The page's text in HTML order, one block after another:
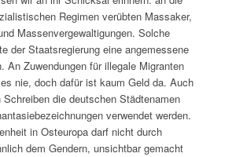
Regimen verübten Massaker,
Massenvergewaltigungen. Solche
der Staatsregierung eine angemessene
An Zuwendungen für illegale Migranten
nie, doch dafür ist kaum Geld da. Auch
die deutschen Städtenamen
verwendet werden.
in Osteuropa darf nicht durch
dem Gendern, unsichtbar gemacht